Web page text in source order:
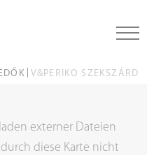
V&PERIKO SZEKSZÁRD
externer Dateien
diese Karte nicht